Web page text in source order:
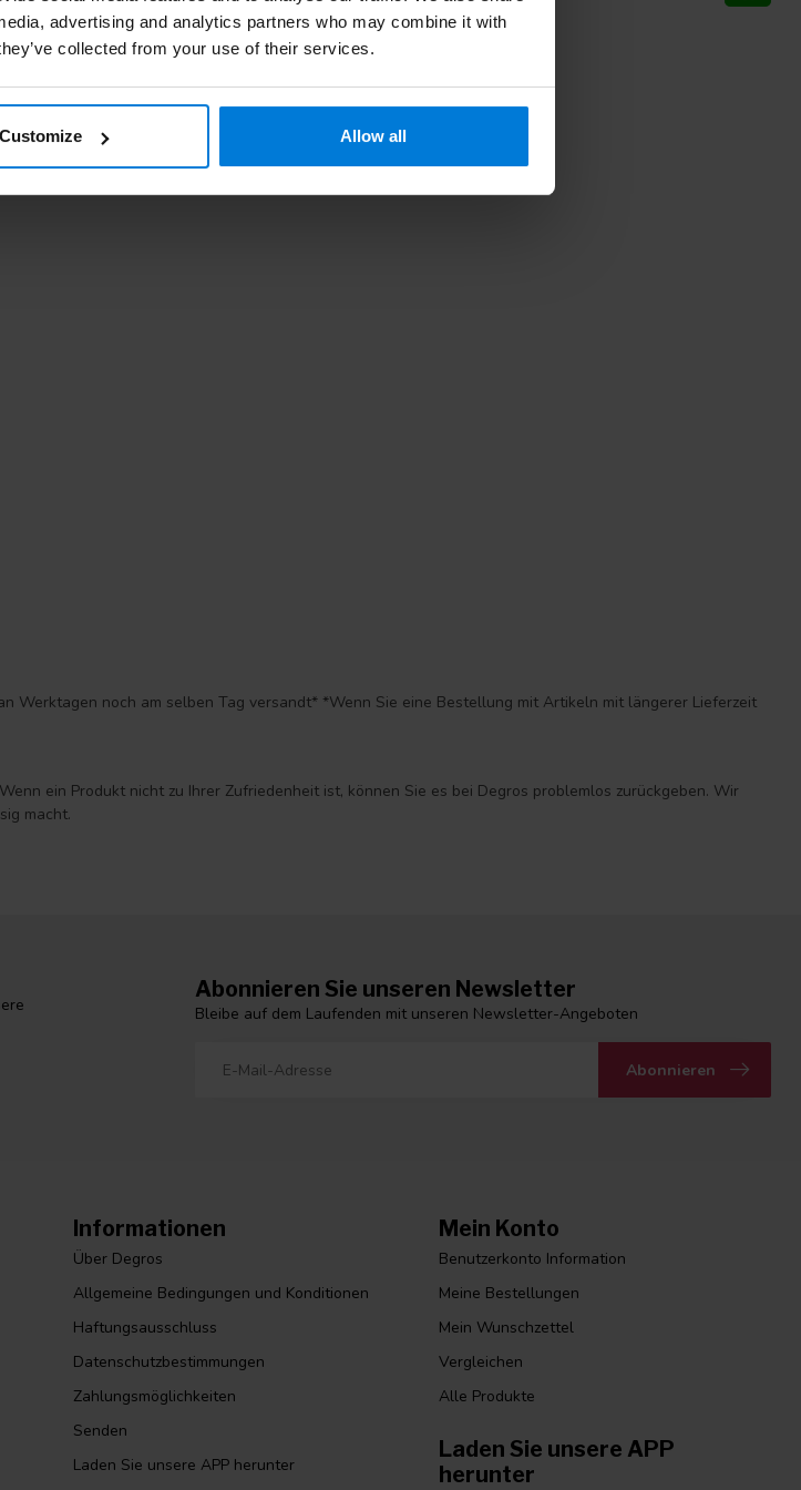
advertising and analytics partners who may combine it with
collected from your use of their services.
Customize Allow all
noch am selben Tag versandt* *Wenn Sie eine Bestellung mit Artikeln mit längerer Lieferzeit
ein Produkt nicht zu Ihrer Zufriedenheit ist, können Sie es bei Degros problemlos zurückgeben. Wir
macht.
Abonnieren Sie unseren Newsletter
Bleibe auf dem Laufenden mit unseren Newsletter-Angeboten
Abonnieren
Informationen
Über Degros
Allgemeine Bedingungen und Konditionen
Haftungsausschluss
Datenschutzbestimmungen
Zahlungsmöglichkeiten
Senden
Laden Sie unsere APP herunter
Mein Konto
Benutzerkonto Information
Meine Bestellungen
Mein Wunschzettel
Vergleichen
Alle Produkte
Laden Sie unsere APP
herunter